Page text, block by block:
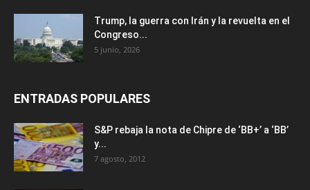
Trump, la guerra con Irán y la revuelta en el
Congreso...
5 junio, 2026
ENTRADAS POPULARES
S&P rebaja la nota de Chipre de ‘BB+’ a ‘ВВ’
y...
7 agosto, 2012